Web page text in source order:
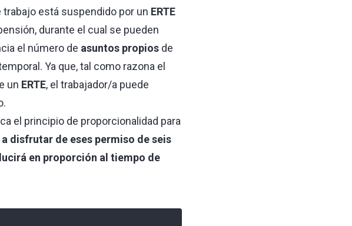
está suspendido por un ERTE
durante el cual se pueden
el número de asuntos propiosde
Ya que, tal como razona el
un ERTE, el trabajador/a puede
el principio de proporcionalidad para
disfrutar de eses permiso de seis
en proporción al tiempo de